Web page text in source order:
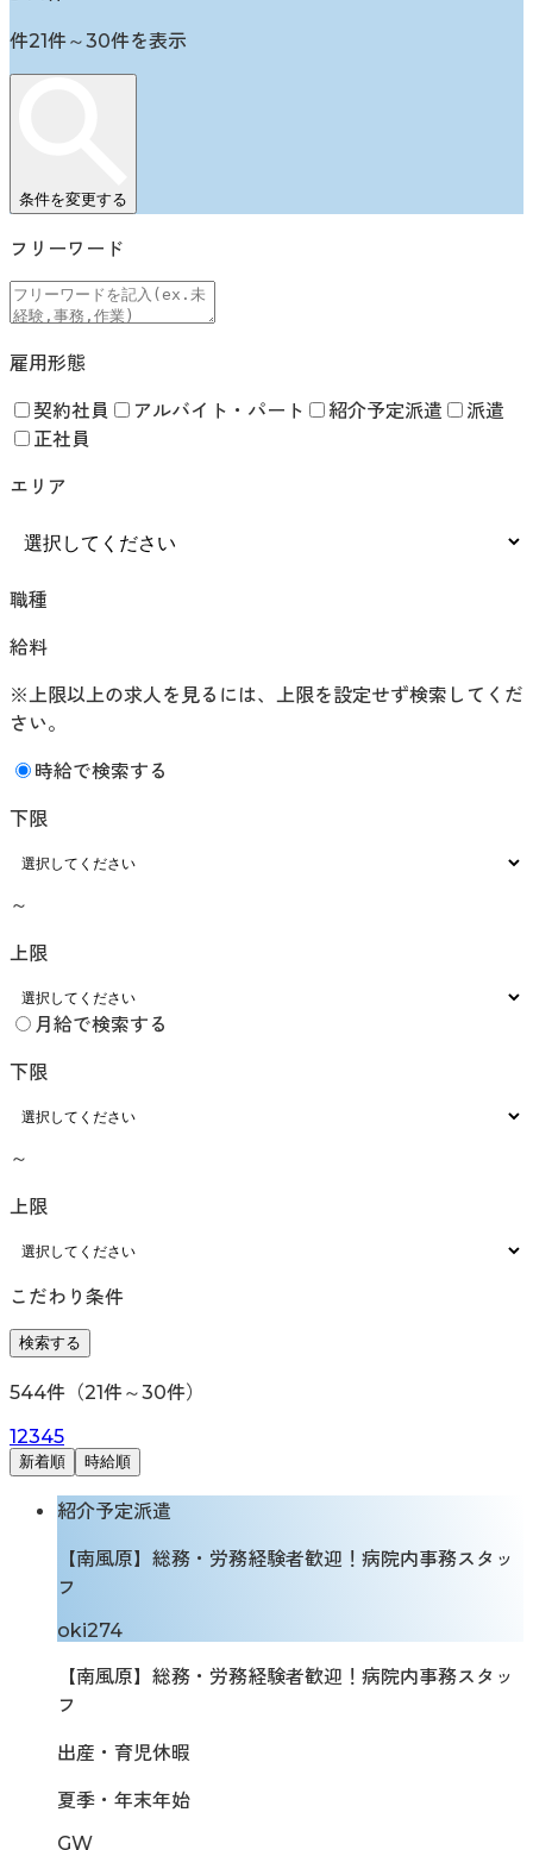
件21件～30件を表示
条件を変更する
フリーワード
雇用形態
契約社員 アルバイト・パート 紹介予定派遣
派遣
正社員
エリア
職種
給料
※上限以上の求人を見るには、上限を設定せず検索してくだ
さい。
時給で検索する
下限
～
上限
月給で検索する
下限
～
上限
こだわり条件
検索する
544件（21件～30件）
12345
新着順 時給順
紹介予定派遣
【南風原】総務・労務経験者歓迎！病院内事務スタッ
フ
oki274
【南風原】総務・労務経験者歓迎！病院内事務スタッ
フ
出産・育児休暇
夏季・年末年始
GW